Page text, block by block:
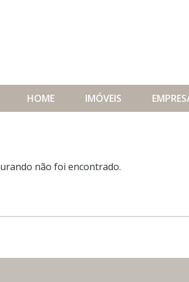
HOME IMÓVEIS
não foi encontrado.